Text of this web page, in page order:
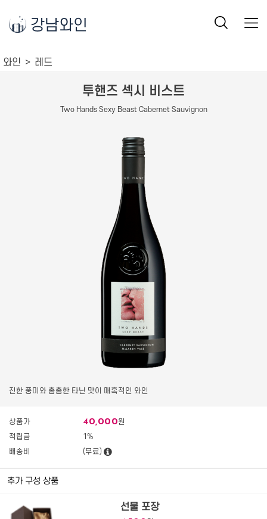
강남와인
와인 레드
투핸즈 섹시 비스트
Two Hands Sexy Beast Cabernet Sauvignon
진한 풍미와 촘촘한 타닌 맛이 매혹적인 와인
상품가 40,000원
적립금
1%
배송비
(무료)
추가 구성 상품
선물 포장